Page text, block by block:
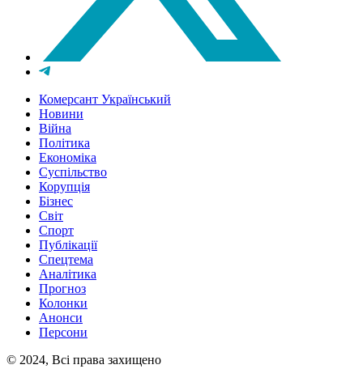
Комерсант Український
Новини
Війна
Політика
Економіка
Суспільство
Корупція
Бізнес
Світ
Спорт
Публікації
Спецтема
Аналітика
Прогноз
Колонки
Анонси
Персони
© 2024, Всі права захищено